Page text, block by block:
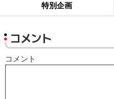
特別企画
コメント
コメント